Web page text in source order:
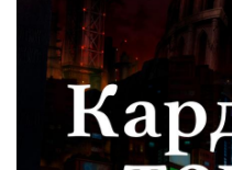
Рецензии
О нас
Авторы